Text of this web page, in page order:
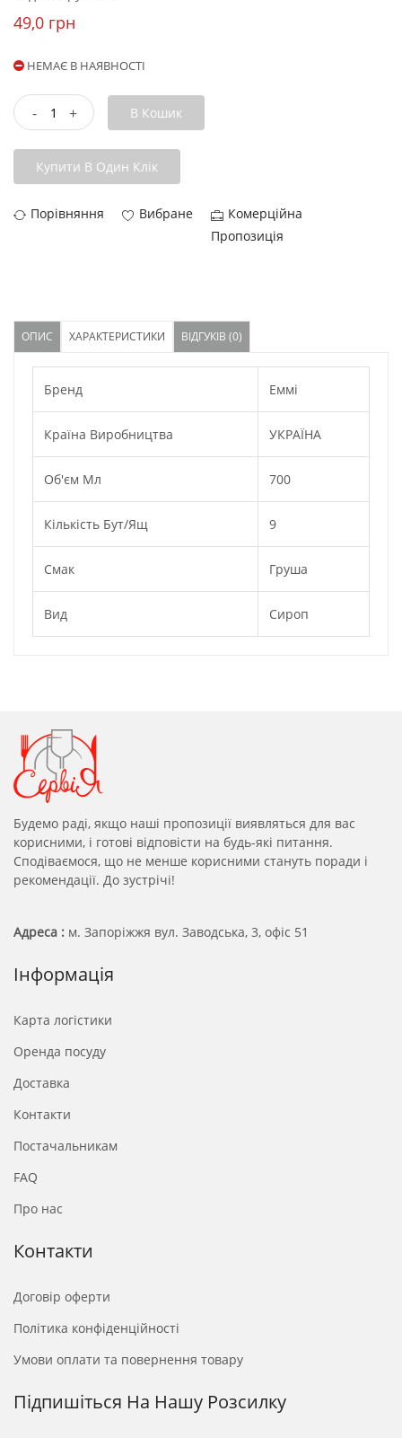
49,0 грн
НЕМАЄ В НАЯВНОСТІ
- + В Кошик
Купити В Один Клік
Порівняння Вибране
Комерційна
Пропозиція
ОПИС ХАРАКТЕРИСТИКИ ВІДГУКІВ (0)
Бренд Еммі
Країна Виробництва УКРАЇНА
Об'єм Мл 700
Кількість Бут/ящ 9
Смак Груша
Вид Сироп
Будемо раді, якщо наші пропозиції виявляться для вас
корисними, і готові відповісти на будь-які питання.
Сподіваємося, що не менше корисними стануть поради і
рекомендації. До зустрічі!
Адреса : м. Запоріжжя вул. Заводська, 3, офіс 51
Інформація
Карта логістики
Оренда посуду
Доставка
Контакти
Постачальникам
FAQ
Про нас
Контакти
Договір оферти
Політика конфіденційності
Умови оплати та повернення товару
Підпишіться На Нашу Розсилку